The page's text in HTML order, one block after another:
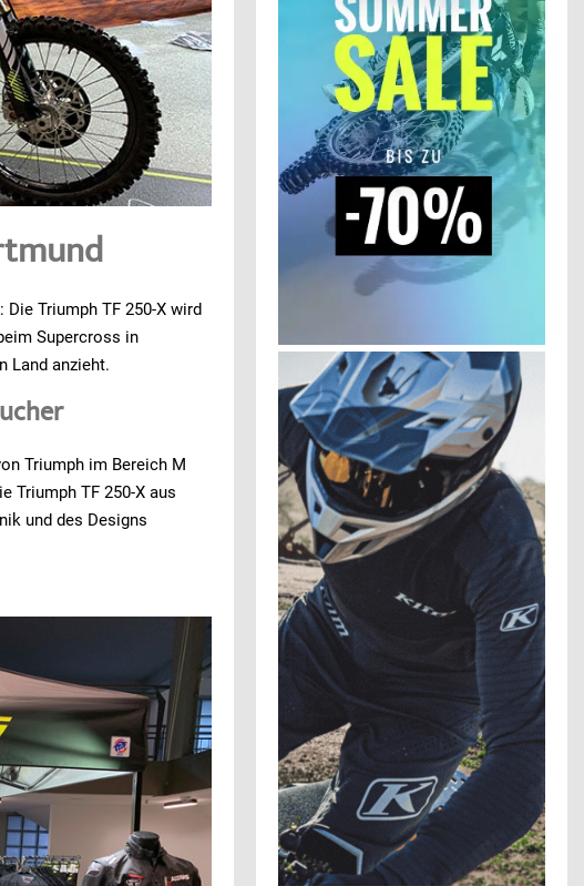
Triumph TF 250-X wird
Supercross in
Land anzieht.
Triumph im Bereich M
Triumph TF 250-X aus
und des Designs